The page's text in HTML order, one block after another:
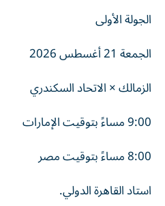
الجولة الأولى
الجمعة 21 أغسطس 2026
الزمالك × الاتحاد السكندري
9:00 مساءً بتوقيت الإمارات
8:00 مساءً بتوقيت مصر
استاد القاهرة الدولي.